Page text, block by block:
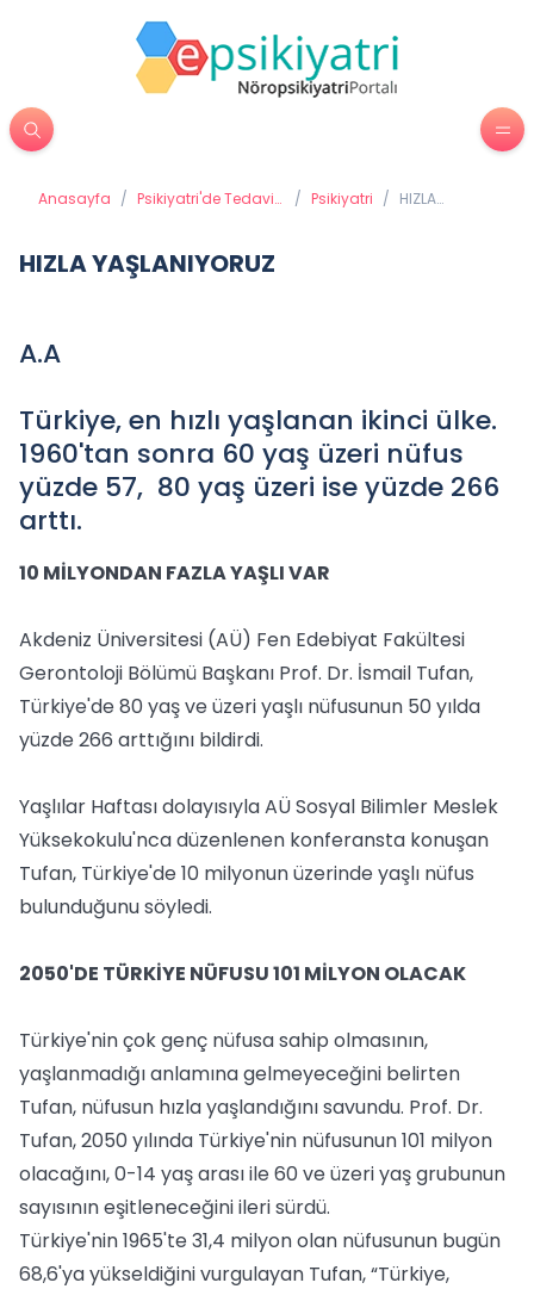
Anasayfa / Psikiyatri'de Tedavi
/ Psikiyatri / HIZLA
HIZLA YAŞLANIYORUZ
A.A
Türkiye, en hızlı yaşlanan ikinci ülke.
1960'tan sonra 60 yaş üzeri nüfus
yüzde 57, 80 yaş üzeri ise yüzde 266
arttı.
10 MİLYONDAN FAZLA YAŞLI VAR
Akdeniz Üniversitesi (AÜ) Fen Edebiyat Fakültesi
Gerontoloji Bölümü Başkanı Prof. Dr. İsmail Tufan,
Türkiye'de 80 yaş ve üzeri yaşlı nüfusunun 50 yılda
yüzde 266 arttığını bildirdi.
Yaşlılar Haftası dolayısıyla AÜ Sosyal Bilimler Meslek
Yüksekokulu'nca düzenlenen konferansta konuşan
Tufan, Türkiye'de 10 milyonun üzerinde yaşlı nüfus
bulunduğunu söyledi.
2050'DE TÜRKİYE NÜFUSU 101 MİLYON OLACAK
Türkiye'nin çok genç nüfusa sahip olmasının,
yaşlanmadığı anlamına gelmeyeceğini belirten
Tufan, nüfusun hızla yaşlandığını savundu. Prof. Dr.
Tufan, 2050 yılında Türkiye'nin nüfusunun 101 milyon
olacağını, 0-14 yaş arası ile 60 ve üzeri yaş grubunun
sayısının eşitleneceğini ileri sürdü.
Türkiye'nin 1965'te 31,4 milyon olan nüfusunun bugün
68,6'ya yükseldiğini vurgulayan Tufan, “Türkiye,